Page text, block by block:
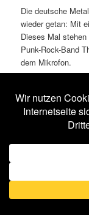
Die deutsche
wieder getan: Mit
Dieses Mal
Punk-Rock-Band
dem Mikrofon.
kommenden
erscheint.